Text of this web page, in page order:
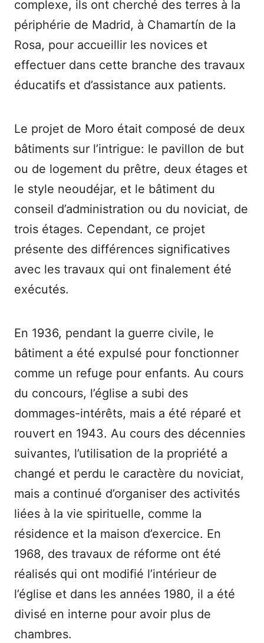
complexe, ils ont cherché des terres à la
périphérie de Madrid, à Chamartín de la
Rosa, pour accueillir les novices et
effectuer dans cette branche des travaux
éducatifs et d’assistance aux patients.
Le projet de Moro était composé de deux
bâtiments sur l’intrigue: le pavillon de but
ou de logement du prêtre, deux étages et
le style neoudéjar, et le bâtiment du
conseil d’administration ou du noviciat, de
trois étages. Cependant, ce projet
présente des différences significatives
avec les travaux qui ont finalement été
exécutés.
En 1936, pendant la guerre civile, le
bâtiment a été expulsé pour fonctionner
comme un refuge pour enfants. Au cours
du concours, l’église a subi des
dommages-intérêts, mais a été réparé et
rouvert en 1943. Au cours des décennies
suivantes, l’utilisation de la propriété a
changé et perdu le caractère du noviciat,
mais a continué d’organiser des activités
liées à la vie spirituelle, comme la
résidence et la maison d’exercice. En
1968, des travaux de réforme ont été
réalisés qui ont modifié l’intérieur de
l’église et dans les années 1980, il a été
divisé en interne pour avoir plus de
chambres.